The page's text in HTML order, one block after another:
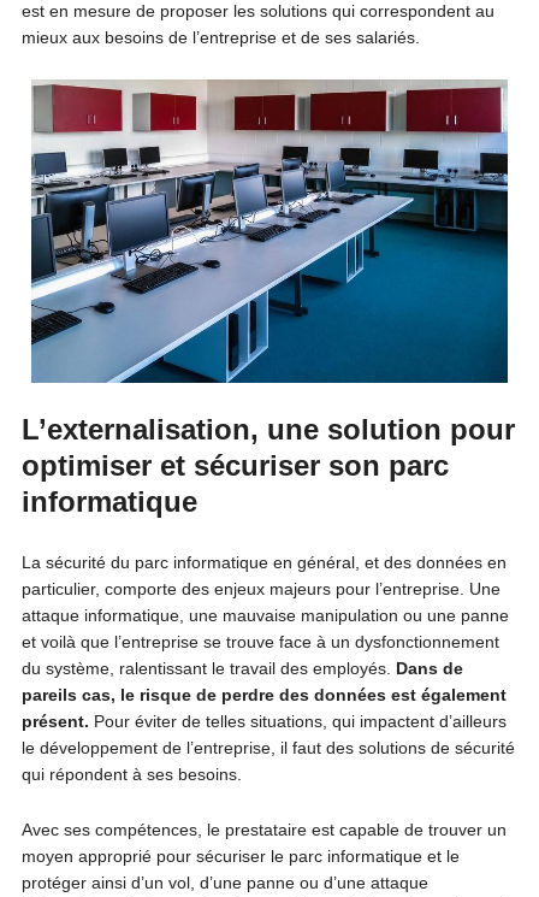
est en mesure de proposer les solutions qui correspondent au
mieux aux besoins de l’entreprise et de ses salariés.
L’externalisation, une solution pour
optimiser et sécuriser son parc
informatique
La sécurité du parc informatique en général, et des données en
particulier, comporte des enjeux majeurs pour l’entreprise. Une
attaque informatique, une mauvaise manipulation ou une panne
et voilà que l’entreprise se trouve face à un dysfonctionnement
du système, ralentissant le travail des employés. Dans de
pareils cas, le risque de perdre des données est également
présent. Pour éviter de telles situations, qui impactent d’ailleurs
le développement de l’entreprise, il faut des solutions de sécurité
qui répondent à ses besoins.
Avec ses compétences, le prestataire est capable de trouver un
moyen approprié pour sécuriser le parc informatique et le
protéger ainsi d’un vol, d’une panne ou d’une attaque